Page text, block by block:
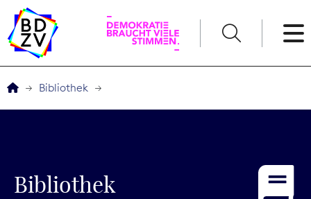
Service
Bibliothek
Bibliothek